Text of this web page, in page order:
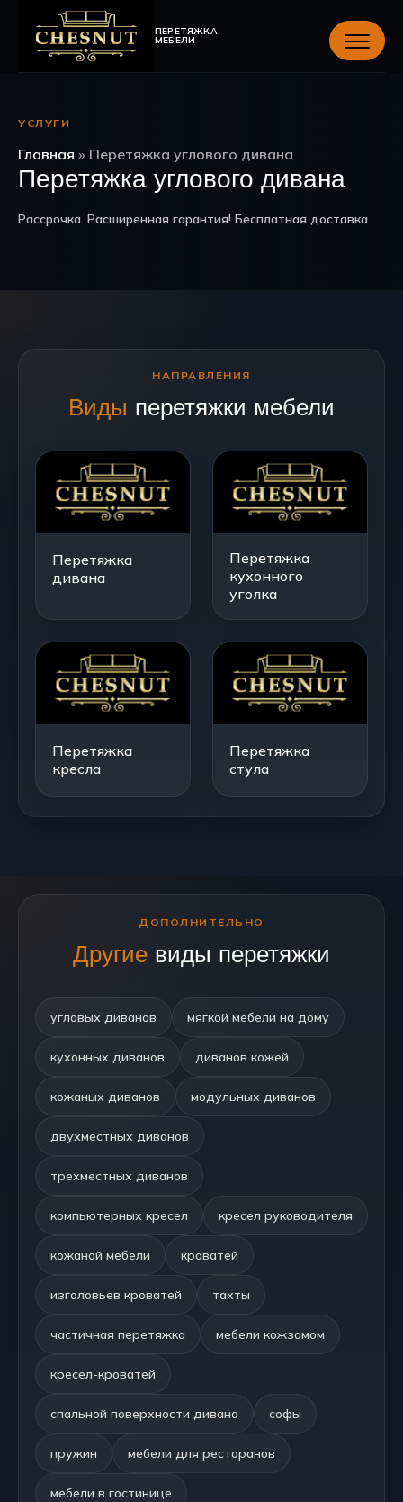
ПЕРЕТЯЖКА
МЕБЕЛИ
УСЛУГИ
Главная » Перетяжка углового дивана
Перетяжка углового дивана
Рассрочка. Расширенная гарантия! Бесплатная доставка.
НАПРАВЛЕНИЯ
Виды перетяжки мебели
Перетяжка
дивана
Перетяжка
кухонного
уголка
Перетяжка
кресла
Перетяжка
стула
ДОПОЛНИТЕЛЬНО
Другие виды перетяжки
угловых диванов мягкой мебели на дому
кухонных диванов диванов кожей
кожаных диванов модульных диванов
двухместных диванов
трехместных диванов
компьютерных кресел кресел руководителя
кожаной мебели кроватей
изголовьев кроватей тахты
частичная перетяжка мебели кожзамом
кресел-кроватей
спальной поверхности дивана софы
пружин мебели для ресторанов
мебели в гостинице